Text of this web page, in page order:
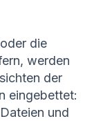
oder die
werden
der
eingebettet:
und